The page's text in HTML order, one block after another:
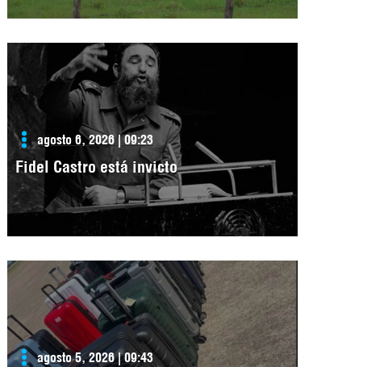
agosto 6, 2026 | 09:23
Fidel Castro está invicto
agosto 5, 2026 | 09:43